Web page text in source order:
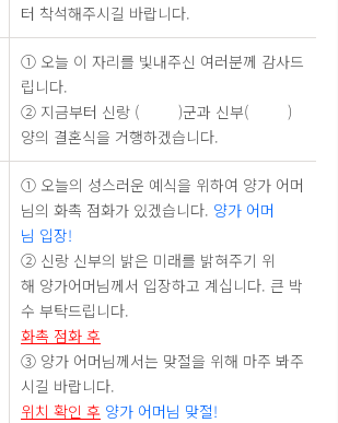
터 착석해주시길 바랍니다.
① 오늘 이 자리를 빛내주신 여러분께 감사드
립니다.
② 지금부터 신랑 ( )군과 신부( )
양의 결혼식을 거행하겠습니다.
① 오늘의 성스러운 예식을 위하여 양가 어머
님의 화촉 점화가 있겠습니다. 양가 어머
님 입장!
② 신랑 신부의 밝은 미래를 밝혀주기 위
해 양가어머님께서 입장하고 계십니다. 큰 박
수 부탁드립니다.
화촉 점화 후
③ 양가 어머님께서는 맞절을 위해 마주 봐주
시길 바랍니다.
위치 확인 후 양가 어머님 맞절!